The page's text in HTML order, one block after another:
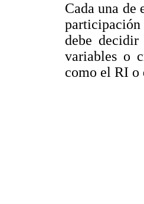
Cada una de
debe
variables o
como el RI o